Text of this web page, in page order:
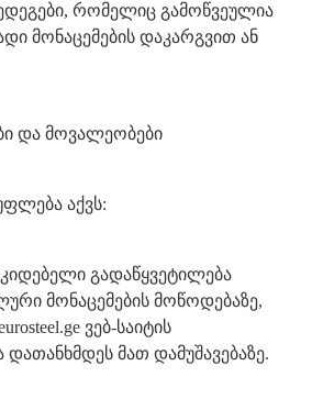
რომელიც გამოწვეულია
მონაცემების დაკარგვით ან
და მოვალეობები
აქვს:
გადაწყვეტილება
მონაცემების მოწოდებაზე,
ვებ-საიტის
დათანხმდეს მათ დამუშავებაზე.